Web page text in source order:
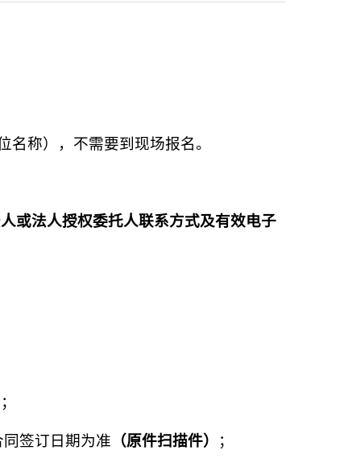
称），不需要到现场报名。
人或法人授权委托人联系方式及有效电子
；
签订日期为准 （原件扫描件） ；